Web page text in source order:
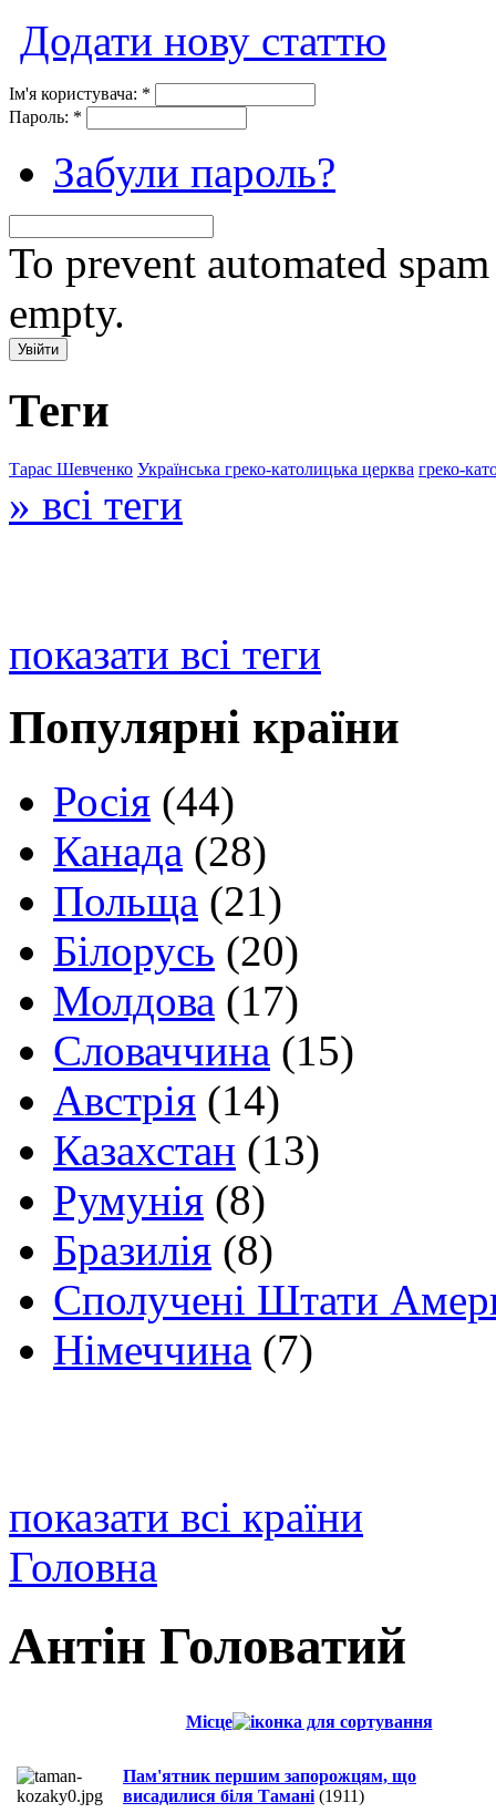
Додати нову статтю
Ім'я користувача: *
Пароль: *
Забули пароль?
To prevent automated
empty.
Теги
Тарас Шевченко Українська греко-католицька церква греко-
» всі теги
показати всі теги
Популярні країни
Росія (44)
Канада (28)
Польща (21)
Білорусь (20)
Молдова (17)
Словаччина (15)
Австрія (14)
Казахстан (13)
Румунія (8)
Бразилія (8)
Сполучені Штати
Німеччина (7)
показати всі країни
Головна
Антін Головатий
Місце
Пам'ятник першим запорожцям, що
висадилися біля Тамані (1911)